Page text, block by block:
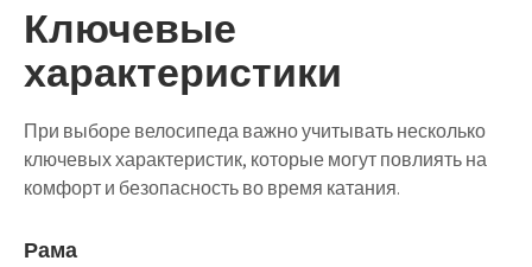
Ключевые
характеристики
При выборе велосипеда важно учитывать несколько
ключевых характеристик, которые могут повлиять на
комфорт и безопасность во время катания.
Рама